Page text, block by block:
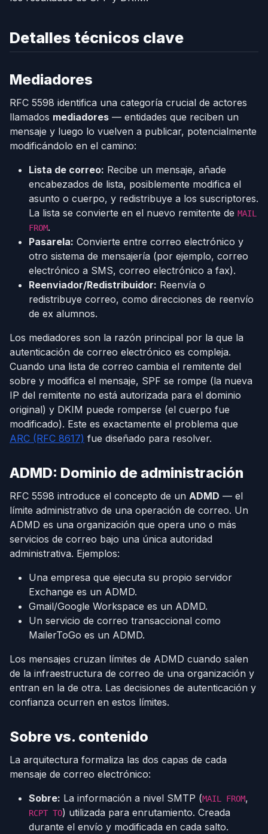
Detalles técnicos clave
Mediadores
RFC 5598 identifica una categoría crucial de actores
llamados mediadores — entidades que reciben un
mensaje y luego lo vuelven a publicar, potencialmente
modificándolo en el camino:
Lista de correo: Recibe un mensaje, añade
encabezados de lista, posiblemente modifica el
asunto o cuerpo, y redistribuye a los suscriptores.
La lista se convierte en el nuevo remitente de MAIL
FROM.
Pasarela: Convierte entre correo electrónico y
otro sistema de mensajería (por ejemplo, correo
electrónico a SMS, correo electrónico a fax).
Reenviador/Redistribuidor: Reenvía o
redistribuye correo, como direcciones de reenvío
de ex alumnos.
Los mediadores son la razón principal por la que la
autenticación de correo electrónico es compleja.
Cuando una lista de correo cambia el remitente del
sobre y modifica el mensaje, SPF se rompe (la nueva
IP del remitente no está autorizada para el dominio
original) y DKIM puede romperse (el cuerpo fue
modificado). Este es exactamente el problema que
ARC (RFC 8617) fue diseñado para resolver.
ADMD: Dominio de administración
RFC 5598 introduce el concepto de un ADMD — el
límite administrativo de una operación de correo. Un
ADMD es una organización que opera uno o más
servicios de correo bajo una única autoridad
administrativa. Ejemplos:
Una empresa que ejecuta su propio servidor
Exchange es un ADMD.
Gmail/Google Workspace es un ADMD.
Un servicio de correo transaccional como
MailerToGo es un ADMD.
Los mensajes cruzan límites de ADMD cuando salen
de la infraestructura de correo de una organización y
entran en la de otra. Las decisiones de autenticación y
confianza ocurren en estos límites.
Sobre vs. contenido
La arquitectura formaliza las dos capas de cada
mensaje de correo electrónico:
Sobre: La información a nivel SMTP (MAIL FROM,
RCPT TO) utilizada para enrutamiento. Creada
durante el envío y modificada en cada salto.